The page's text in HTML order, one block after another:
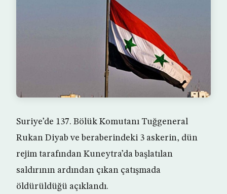
Suriye’de 137. Bölük Komutanı Tuğgeneral
Rukan Diyab ve beraberindeki 3 askerin, dün
rejim tarafından Kuneytra’da başlatılan
saldırının ardından çıkan çatışmada
öldürüldüğü açıklandı.